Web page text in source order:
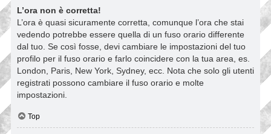
L’ora non è corretta!
L’ora è quasi sicuramente corretta, comunque l’ora che stai
vedendo potrebbe essere quella di un fuso orario differente
dal tuo. Se così fosse, devi cambiare le impostazioni del tuo
profilo per il fuso orario e farlo coincidere con la tua area, es.
London, Paris, New York, Sydney, ecc. Nota che solo gli utenti
registrati possono cambiare il fuso orario e molte
impostazioni.
Top